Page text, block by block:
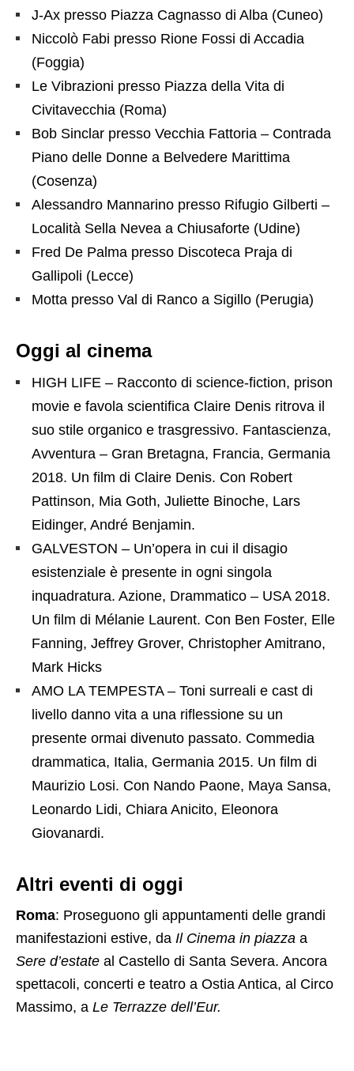
J-Ax presso Piazza Cagnasso di Alba (Cuneo)
Niccolò Fabi presso Rione Fossi di Accadia
(Foggia)
Le Vibrazioni presso Piazza della Vita di
Civitavecchia (Roma)
Bob Sinclar presso Vecchia Fattoria – Contrada
Piano delle Donne a Belvedere Marittima
(Cosenza)
Alessandro Mannarino presso Rifugio Gilberti –
Località Sella Nevea a Chiusaforte (Udine)
Fred De Palma presso Discoteca Praja di
Gallipoli (Lecce)
Motta presso Val di Ranco a Sigillo (Perugia)
Oggi al cinema
HIGH LIFE – Racconto di science-fiction, prison
movie e favola scientifica Claire Denis ritrova il
suo stile organico e trasgressivo. Fantascienza,
Avventura – Gran Bretagna, Francia, Germania
2018. Un film di Claire Denis. Con Robert
Pattinson, Mia Goth, Juliette Binoche, Lars
Eidinger, André Benjamin.
GALVESTON – Un’opera in cui il disagio
esistenziale è presente in ogni singola
inquadratura. Azione, Drammatico – USA 2018.
Un film di Mélanie Laurent. Con Ben Foster, Elle
Fanning, Jeffrey Grover, Christopher Amitrano,
Mark Hicks
AMO LA TEMPESTA – Toni surreali e cast di
livello danno vita a una riflessione su un
presente ormai divenuto passato. Commedia
drammatica, Italia, Germania 2015. Un film di
Maurizio Losi. Con Nando Paone, Maya Sansa,
Leonardo Lidi, Chiara Anicito, Eleonora
Giovanardi.
Altri eventi di oggi
Roma: Proseguono gli appuntamenti delle grandi
manifestazioni estive, da Il Cinema in piazza a
Sere d’estate al Castello di Santa Severa. Ancora
spettacoli, concerti e teatro a Ostia Antica, al Circo
Massimo, a Le Terrazze dell’Eur.